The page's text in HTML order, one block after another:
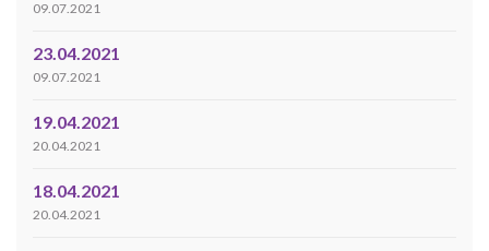
09.07.2021
23.04.2021
09.07.2021
19.04.2021
20.04.2021
18.04.2021
20.04.2021